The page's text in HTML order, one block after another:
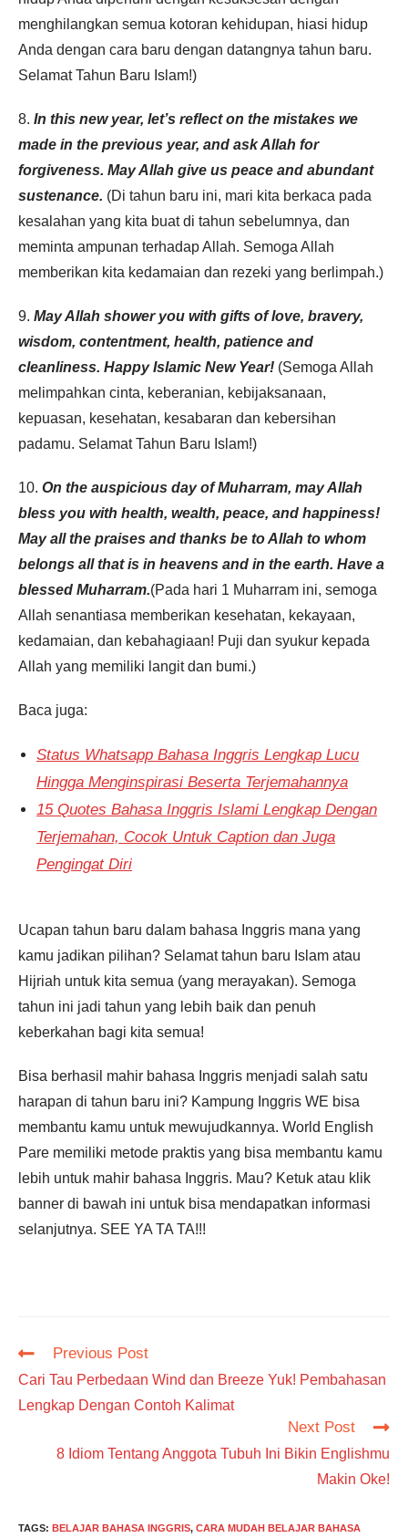
menghilangkan semua kotoran kehidupan, hiasi hidup
Anda dengan cara baru dengan datangnya tahun baru.
Selamat Tahun Baru Islam!)
8. In this new year, let’s reflect on the mistakes we
made in the previous year, and ask Allah for
forgiveness. May Allah give us peace and abundant
sustenance. (Di tahun baru ini, mari kita berkaca pada
kesalahan yang kita buat di tahun sebelumnya, dan
meminta ampunan terhadap Allah. Semoga Allah
memberikan kita kedamaian dan rezeki yang berlimpah.)
9. May Allah shower you with gifts of love, bravery,
wisdom, contentment, health, patience and
cleanliness. Happy Islamic New Year! (Semoga Allah
melimpahkan cinta, keberanian, kebijaksanaan,
kepuasan, kesehatan, kesabaran dan kebersihan
padamu. Selamat Tahun Baru Islam!)
10. On the auspicious day of Muharram, may Allah
bless you with health, wealth, peace, and happiness!
May all the praises and thanks be to Allah to whom
belongs all that is in heavens and in the earth. Have a
blessed Muharram.(Pada hari 1 Muharram ini, semoga
Allah senantiasa memberikan kesehatan, kekayaan,
kedamaian, dan kebahagiaan! Puji dan syukur kepada
Allah yang memiliki langit dan bumi.)
Baca juga:
Status Whatsapp Bahasa Inggris Lengkap Lucu
Hingga Menginspirasi Beserta Terjemahannya
15 Quotes Bahasa Inggris Islami Lengkap Dengan
Terjemahan, Cocok Untuk Caption dan Juga
Pengingat Diri
Ucapan tahun baru dalam bahasa Inggris mana yang
kamu jadikan pilihan? Selamat tahun baru Islam atau
Hijriah untuk kita semua (yang merayakan). Semoga
tahun ini jadi tahun yang lebih baik dan penuh
keberkahan bagi kita semua!
Bisa berhasil mahir bahasa Inggris menjadi salah satu
harapan di tahun baru ini? Kampung Inggris WE bisa
membantu kamu untuk mewujudkannya. World English
Pare memiliki metode praktis yang bisa membantu kamu
lebih untuk mahir bahasa Inggris. Mau? Ketuk atau klik
banner di bawah ini untuk bisa mendapatkan informasi
selanjutnya. SEE YA TA TA!!!
Read
articles
Previous Post
Cari Tau Perbedaan Wind dan Breeze Yuk! Pembahasan
Lengkap Dengan Contoh Kalimat
Next Post
8 Idiom Tentang Anggota Tubuh Ini Bikin Englishmu
Makin Oke!
TAGS: BELAJAR BAHASA INGGRIS, CARA MUDAH BELAJAR BAHASA